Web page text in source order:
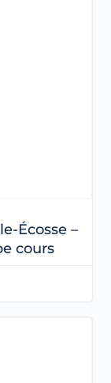
Écosse –
cours